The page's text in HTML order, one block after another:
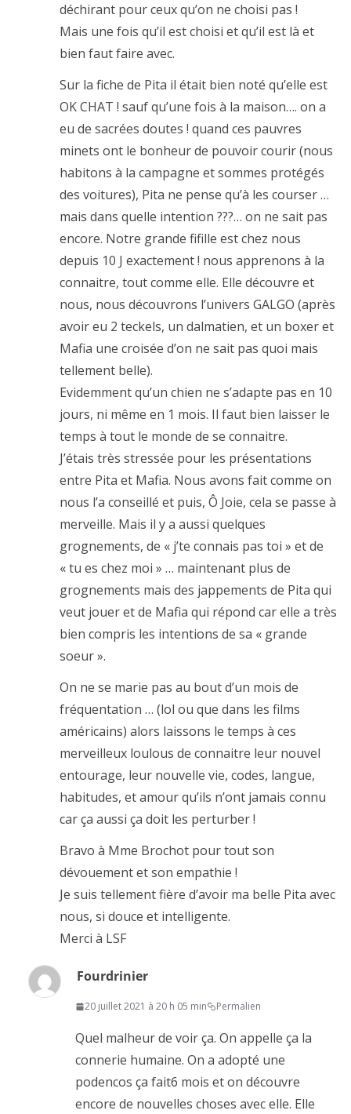
déchirant pour ceux qu’on ne choisi pas !
Mais une fois qu’il est choisi et qu’il est là et
bien faut faire avec.
Sur la fiche de Pita il était bien noté qu’elle est
OK CHAT ! sauf qu’une fois à la maison…. on a
eu de sacrées doutes ! quand ces pauvres
minets ont le bonheur de pouvoir courir (nous
habitons à la campagne et sommes protégés
des voitures), Pita ne pense qu’à les courser …
mais dans quelle intention ???… on ne sait pas
encore. Notre grande fifille est chez nous
depuis 10 J exactement ! nous apprenons à la
connaitre, tout comme elle. Elle découvre et
nous, nous découvrons l’univers GALGO (après
avoir eu 2 teckels, un dalmatien, et un boxer et
Mafia une croisée d’on ne sait pas quoi mais
tellement belle).
Evidemment qu’un chien ne s’adapte pas en 10
jours, ni même en 1 mois. Il faut bien laisser le
temps à tout le monde de se connaitre.
J’étais très stressée pour les présentations
entre Pita et Mafia. Nous avons fait comme on
nous l’a conseillé et puis, Ô Joie, cela se passe à
merveille. Mais il y a aussi quelques
grognements, de « j’te connais pas toi » et de
« tu es chez moi » … maintenant plus de
grognements mais des jappements de Pita qui
veut jouer et de Mafia qui répond car elle a très
bien compris les intentions de sa « grande
soeur ».
On ne se marie pas au bout d’un mois de
fréquentation … (lol ou que dans les films
américains) alors laissons le temps à ces
merveilleux loulous de connaitre leur nouvel
entourage, leur nouvelle vie, codes, langue,
habitudes, et amour qu’ils n’ont jamais connu
car ça aussi ça doit les perturber !
Bravo à Mme Brochot pour tout son
dévouement et son empathie !
Je suis tellement fière d’avoir ma belle Pita avec
nous, si douce et intelligente.
Merci à LSF
Fourdrinier
20 juillet 2021 à 20 h 05 min Permalien
Quel malheur de voir ça. On appelle ça la
connerie humaine. On a adopté une
podencos ça fait6 mois et on découvre
encore de nouvelles choses avec elle. Elle